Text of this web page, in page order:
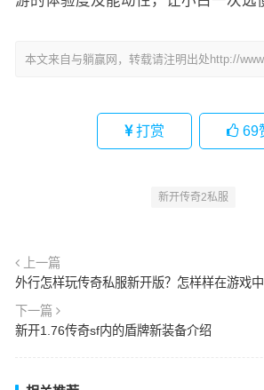
本文来自与躺赢网，转载请注明出处http://
打赏 69
新开传奇2私服
上一篇
外行怎样玩传奇私服新开版？怎样样在游戏中
下一篇
新开1.76传奇sf内的盾牌新装备介绍